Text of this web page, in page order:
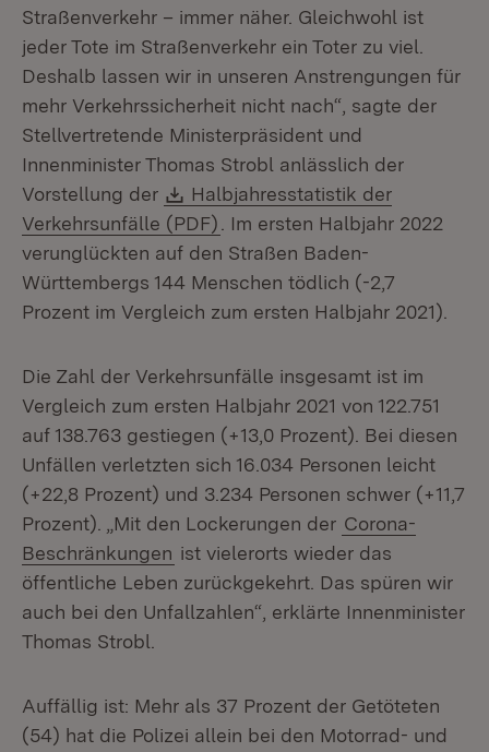
Straßenverkehr – immer näher. Gleichwohl ist
jeder Tote im Straßenverkehr ein Toter zu viel.
Deshalb lassen wir in unseren Anstrengungen für
mehr Verkehrssicherheit nicht nach“, sagte der
Stellvertretende Ministerpräsident und
Innenminister Thomas Strobl anlässlich der
Vorstellung der
Download:
Halbjahresstatistik der
Verkehrsunfälle (PDF) (Öffnet in neuem Fenster)
. Im ersten Halbjahr 2022
verunglückten auf den Straßen Baden-
Württembergs 144 Menschen tödlich (-2,7
Prozent im Vergleich zum ersten Halbjahr 2021).
Die Zahl der Verkehrsunfälle insgesamt ist im
Vergleich zum ersten Halbjahr 2021 von 122.751
auf 138.763 gestiegen (+13,0 Prozent). Bei diesen
Unfällen verletzten sich 16.034 Personen leicht
(+22,8 Prozent) und 3.234 Personen schwer (+11,7
Prozent). „Mit den Lockerungen der Corona-
Beschränkungen ist vielerorts wieder das
öffentliche Leben zurückgekehrt. Das spüren wir
auch bei den Unfallzahlen“, erklärte Innenminister
Thomas Strobl.
Auffällig ist: Mehr als 37 Prozent der Getöteten
(54) hat die Polizei allein bei den Motorrad- und